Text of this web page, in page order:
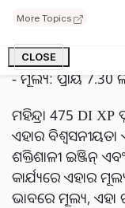
More Topics
CLOSE
- ଟ୍ରାନ୍ସମିସନ୍: 8
କ୍ଷମତା |
- ମୂଲ୍ୟ: ପ୍ରାୟ 7.30
ମହିନ୍ଦ୍ରା 475 DI
ଏହାର
ଶକ୍ତିଶାଳୀ ଇଞ୍ଜିନ୍
କାର୍ଯ୍ୟରେ ଏହାର
ଭାବରେ ମୂଲ୍ୟ, ଏହା